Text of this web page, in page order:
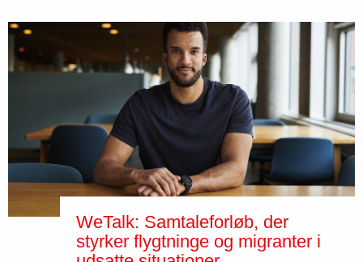
WeTalk: Samtaleforløb, der
styrker flygtninge og migranter i